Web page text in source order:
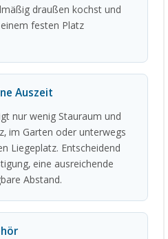
draußen kochst und
festen Platz
Auszeit
nur wenig Stauraum und
im Garten oder unterwegs
Liegeplatz. Entscheidend
eine ausreichende
Abstand.